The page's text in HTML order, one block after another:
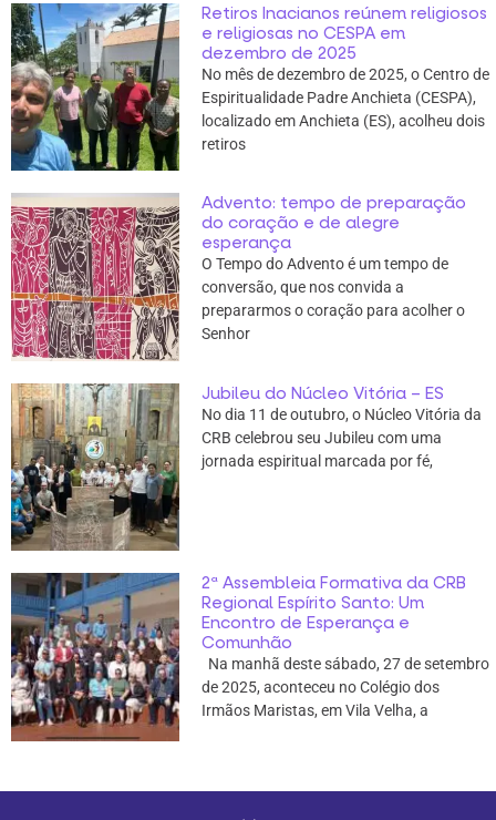
Retiros Inacianos reúnem religiosos
e religiosas no CESPA em
dezembro de 2025
No mês de dezembro de 2025, o Centro de
Espiritualidade Padre Anchieta (CESPA),
localizado em Anchieta (ES), acolheu dois
retiros
Advento: tempo de preparação
do coração e de alegre
esperança
O Tempo do Advento é um tempo de
conversão, que nos convida a
prepararmos o coração para acolher o
Senhor
Jubileu do Núcleo Vitória – ES
No dia 11 de outubro, o Núcleo Vitória da
CRB celebrou seu Jubileu com uma
jornada espiritual marcada por fé,
2ª Assembleia Formativa da CRB
Regional Espírito Santo: Um
Encontro de Esperança e
Comunhão
Na manhã deste sábado, 27 de setembro
de 2025, aconteceu no Colégio dos
Irmãos Maristas, em Vila Velha, a